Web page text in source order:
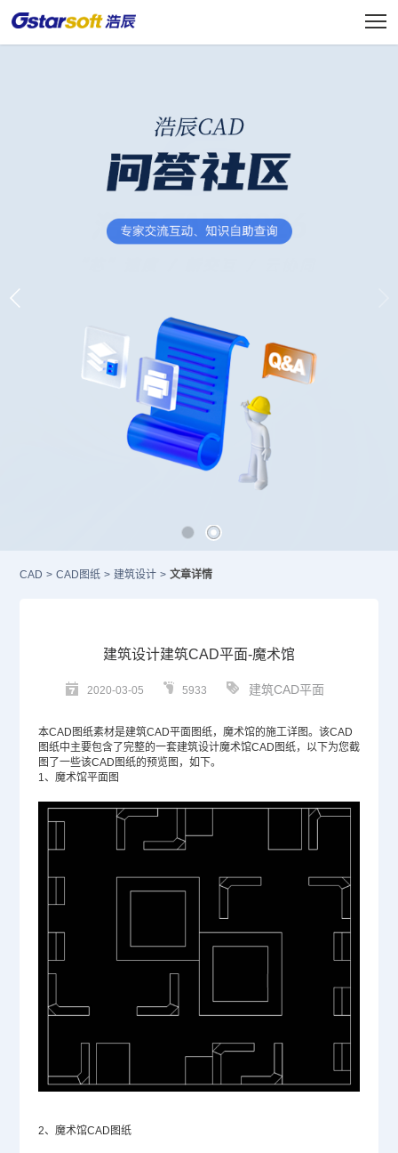
CAD > CAD图纸 > 建筑设计 > 文章详情
建筑设计建筑CAD平面-魔术馆
2020-03-05 5933 建筑CAD平面
本CAD图纸素材是建筑CAD平面图纸，魔术馆的施工详图。该CAD
图纸中主要包含了完整的一套建筑设计魔术馆CAD图纸，以下为您截
图了一些该CAD图纸的预览图，如下。
1、魔术馆平面图
2、魔术馆CAD图纸